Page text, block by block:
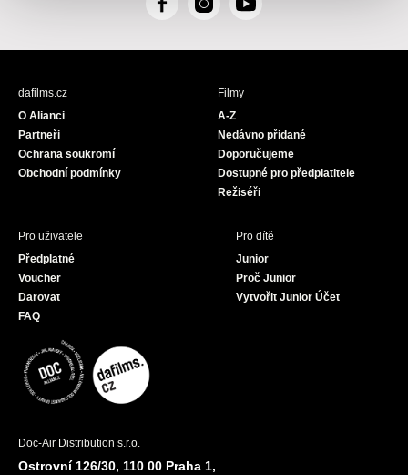
F
c
I
s
Y
u
dafilms.cz
O Alianci
Partneři
Ochrana soukromí
Obchodní podmínky
Filmy
A-Z
Nedávno přidané
Doporučujeme
Dostupné pro předplatitele
Režiséři
Pro uživatele
Předplatné
Voucher
Darovat
FAQ
Pro dítě
Junior
Proč Junior
Vytvořit Junior Účet
Doc-Air Distribution s.r.o.
Ostrovní 126/30, 110 00 Praha 1,